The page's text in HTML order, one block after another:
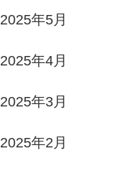
2025年5月
2025年4月
2025年3月
2025年2月